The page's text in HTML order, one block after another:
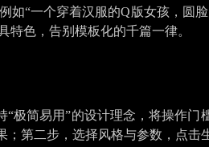
“一个穿着汉服的Q版女孩，圆
色，告别模板化的千篇一律。
极简易用”的设计理念，将操作
第二步，选择风格与参数，点击